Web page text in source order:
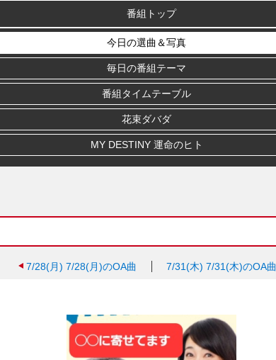
番組トップ
今日の選曲＆写真
毎日の番組テーマ
番組タイムテーブル
花束ダバダ
MY DESTINY 運命のヒト
7/28(月) 7/28(月)のOA曲 7/31(木) 7/31(木)のOA曲